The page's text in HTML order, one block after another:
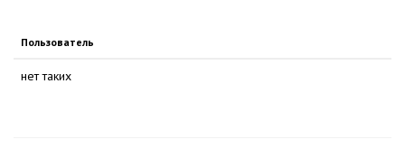
Пользователь
нет таких